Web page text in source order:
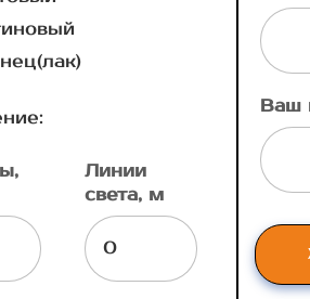
Линии
света, м
Ваш